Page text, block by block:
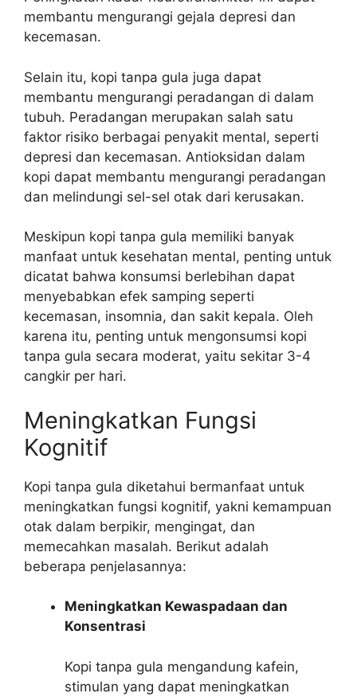
membantu mengurangi gejala depresi dan
kecemasan.
Selain itu, kopi tanpa gula juga dapat
membantu mengurangi peradangan di dalam
tubuh. Peradangan merupakan salah satu
faktor risiko berbagai penyakit mental, seperti
depresi dan kecemasan. Antioksidan dalam
kopi dapat membantu mengurangi peradangan
dan melindungi sel-sel otak dari kerusakan.
Meskipun kopi tanpa gula memiliki banyak
manfaat untuk kesehatan mental, penting untuk
dicatat bahwa konsumsi berlebihan dapat
menyebabkan efek samping seperti
kecemasan, insomnia, dan sakit kepala. Oleh
karena itu, penting untuk mengonsumsi kopi
tanpa gula secara moderat, yaitu sekitar 3-4
cangkir per hari.
Meningkatkan Fungsi
Kognitif
Kopi tanpa gula diketahui bermanfaat untuk
meningkatkan fungsi kognitif, yakni kemampuan
otak dalam berpikir, mengingat, dan
memecahkan masalah. Berikut adalah
beberapa penjelasannya:
Meningkatkan Kewaspadaan dan
Konsentrasi
Kopi tanpa gula mengandung kafein,
stimulan yang dapat meningkatkan